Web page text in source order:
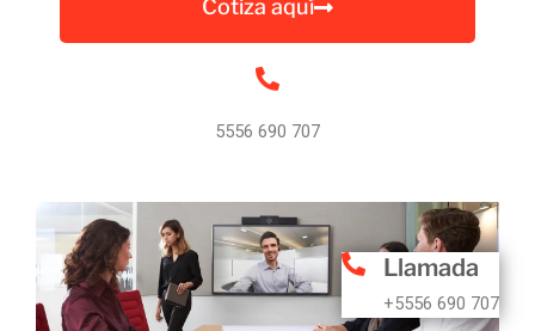
Cotiza aquí
5556 690 707
Llamada
+5556 690 707